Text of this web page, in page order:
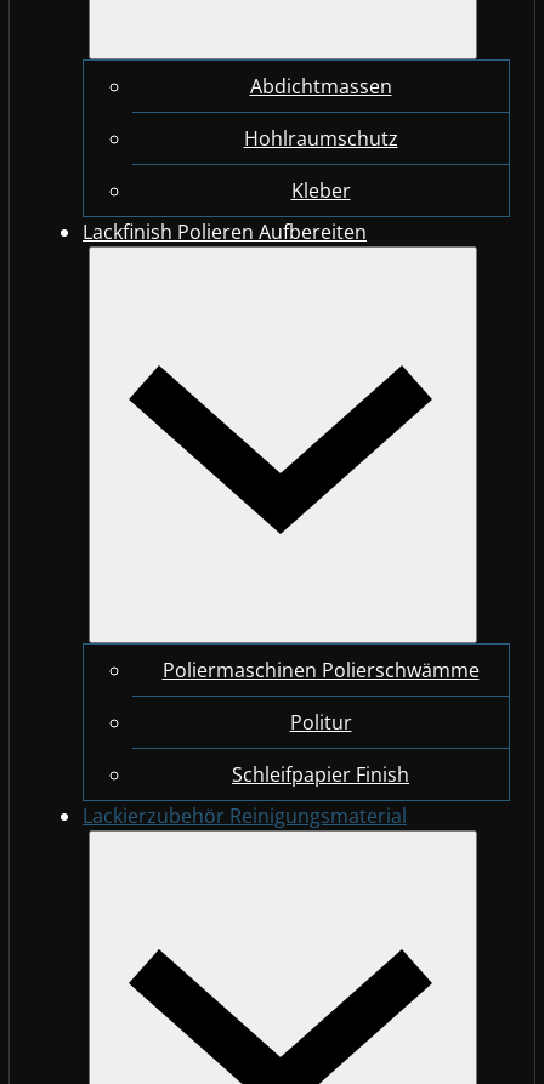
Abdichtmassen
Hohlraumschutz
Kleber
Lackfinish Polieren Aufbereiten
Poliermaschinen Polierschwämme
Politur
Schleifpapier Finish
Lackierzubehör Reinigungsmaterial